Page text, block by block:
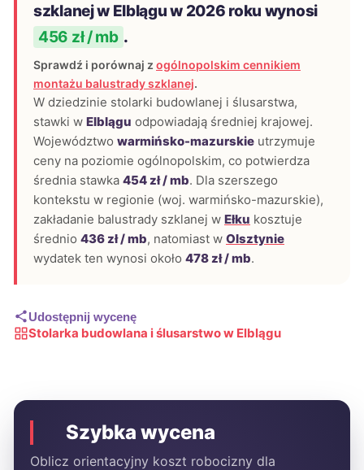
szklanej w Elblągu w 2026 roku wynosi
456 zł / mb .
Sprawdź i porównaj z ogólnopolskim cennikiem
montażu balustrady szklanej.
W dziedzinie stolarki budowlanej i ślusarstwa,
stawki w Elblągu odpowiadają średniej krajowej.
Województwo warmińsko-mazurskie utrzymuje
ceny na poziomie ogólnopolskim, co potwierdza
średnia stawka 454 zł / mb. Dla szerszego
kontekstu w regionie (woj. warmińsko-mazurskie),
zakładanie balustrady szklanej w Ełku kosztuje
średnio 436 zł / mb, natomiast w Olsztynie
wydatek ten wynosi około 478 zł / mb.
Udostępnij wycenę
Stolarka budowlana i ślusarstwo w Elblągu
Szybka wycena
Oblicz orientacyjny koszt robocizny dla